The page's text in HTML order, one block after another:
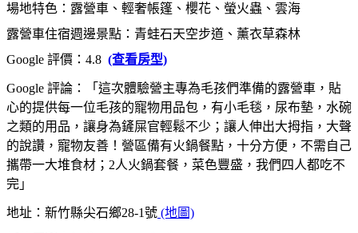
場地特色：露營車、輕奢帳篷、櫻花、螢火蟲、雲海
露營車住宿週邊景點：青蛙石天空步道、薰衣草森林
Google 評價：4.8 (查看房型)
Google 評論：「這次體驗營主專為毛孩們準備的露營車，貼
心的提供每一位毛孩的寵物用品包，有小毛毯，尿布墊，水碗
之類的用品，讓身為鏟屎官輕鬆不少；讓人伸出大拇指，大聲
的說讚，寵物友善！營區備有火鍋餐點，十分方便，不需自己
攜帶一大堆食材；2人火鍋套餐，菜色豐盛，我們四人都吃不
完」
地址：新竹縣尖石鄉28-1號 (地圖)